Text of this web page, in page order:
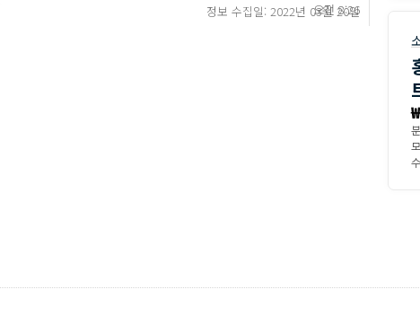
정보 수집일: 2022년 03월 20일
오전 8:26
₩